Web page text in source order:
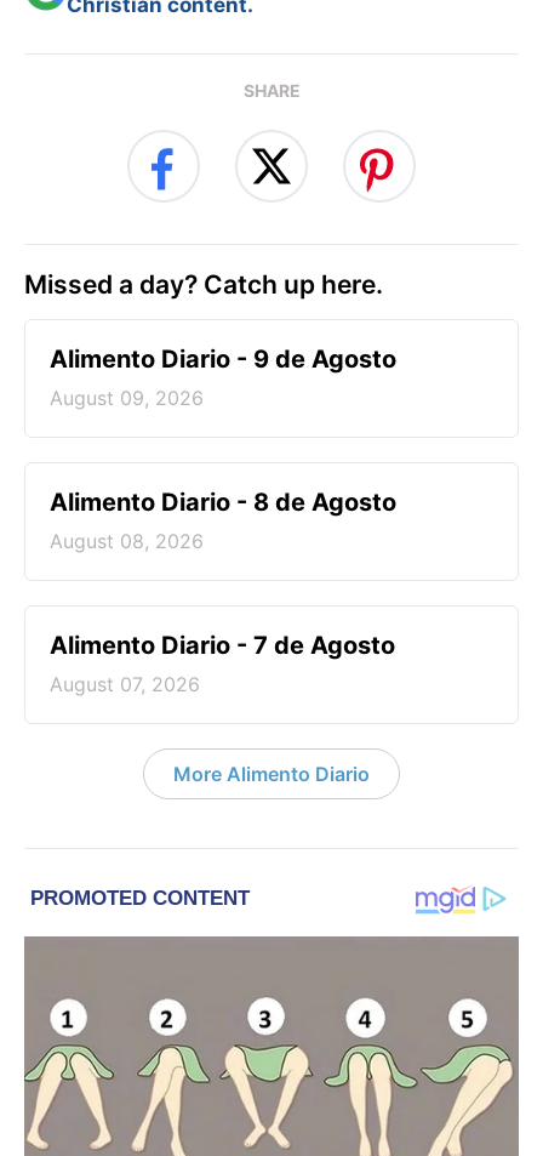
Christian content.
SHARE
Missed a day? Catch up here.
Alimento Diario - 9 de Agosto
August 09, 2026
Alimento Diario - 8 de Agosto
August 08, 2026
Alimento Diario - 7 de Agosto
August 07, 2026
More Alimento Diario